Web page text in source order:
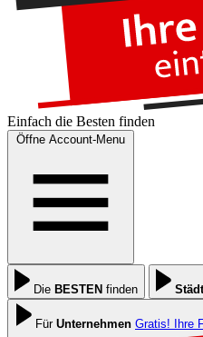
Einfach die Besten finden
Öffne Account-Menu
Die BESTEN finden
Für Unternehmen Gratis! Ihre